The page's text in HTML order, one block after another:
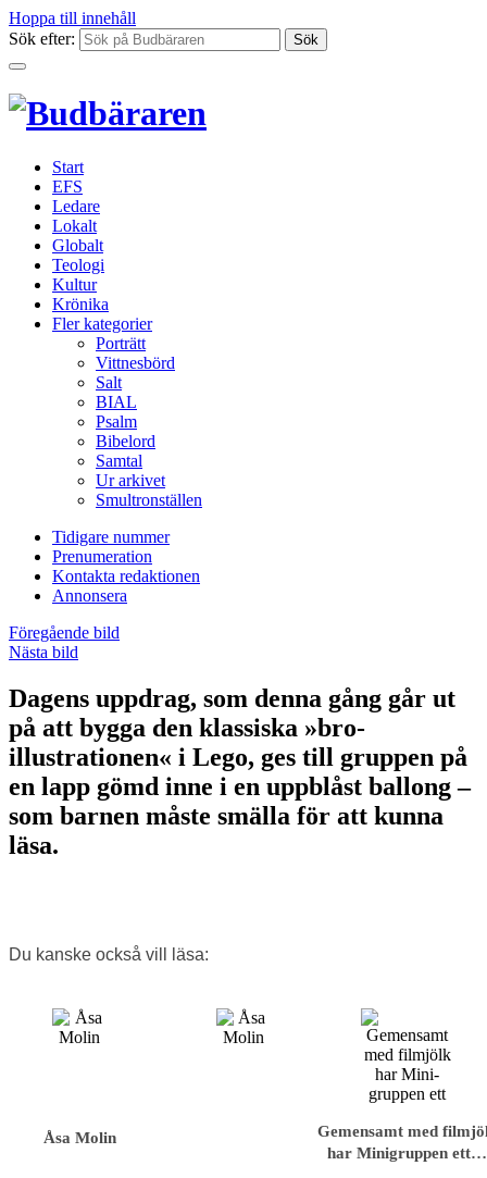
Hoppa till innehåll
Sök efter:
Start
EFS
Ledare
Lokalt
Globalt
Teologi
Kultur
Krönika
Fler kategorier
Porträtt
Vittnesbörd
Salt
BIAL
Psalm
Bibelord
Samtal
Ur arkivet
Smultronställen
Tidigare nummer
Prenumeration
Kontakta redaktionen
Annonsera
Föregående bild
Nästa bild
Dagens uppdrag, som denna gång går ut
på att bygga den klassiska »bro-
illustrationen« i Lego, ges till gruppen på
en lapp gömd inne i en uppblåst ballong –
som barnen måste smälla för att kunna
läsa.
Du kanske också vill läsa:
Åsa Molin
Gemensamt med
har Mini­gruppen ett…